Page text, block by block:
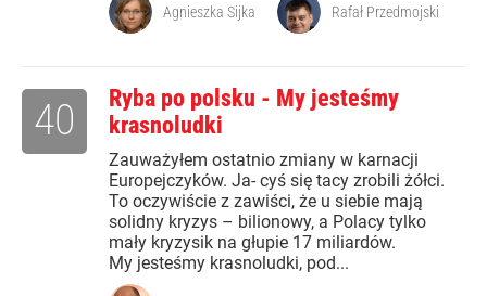
Agnieszka Sijka Rafał Przedmojski
Ryba po polsku - My jesteśmy
krasnoludki
Zauważyłem ostatnio zmiany w karnacji
Europejczyków. Ja- cyś się tacy zrobili żółci.
To oczywiście z zawiści, że u siebie mają
solidny kryzys – bilionowy, a Polacy tylko
mały kryzysik na głupie 17 miliardów.
My jesteśmy krasnoludki, pod...
40